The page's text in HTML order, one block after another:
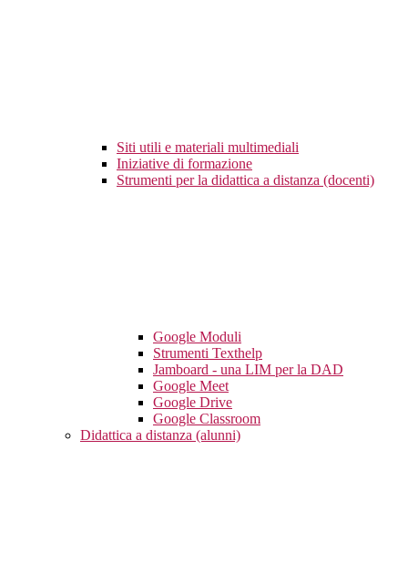
Siti utili e materiali multimediali
Iniziative di formazione
Strumenti per la didattica a distanza (docenti)
Google Moduli
Strumenti Texthelp
Jamboard - una LIM per la DAD
Google Meet
Google Drive
Google Classroom
Didattica a distanza (alunni)